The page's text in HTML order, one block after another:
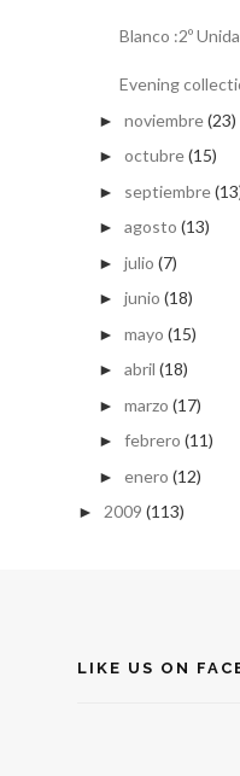
Blanco :2º
Evening
► noviembre(23)
► octubre(15)
► septiembre
► agosto (13)
► julio (7)
► junio (18)
► mayo (15)
► abril (18)
► marzo (17)
► febrero (11)
► enero (12)
► 2009 (113)
LIKE US ON